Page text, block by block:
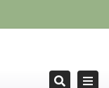
RDV le samedi 24